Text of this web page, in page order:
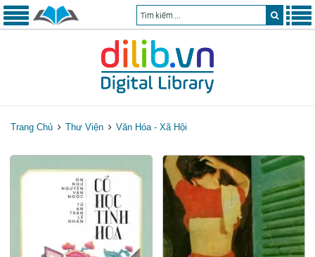
Trang Chủ Thư Viện Văn Hóa - Xã Hội